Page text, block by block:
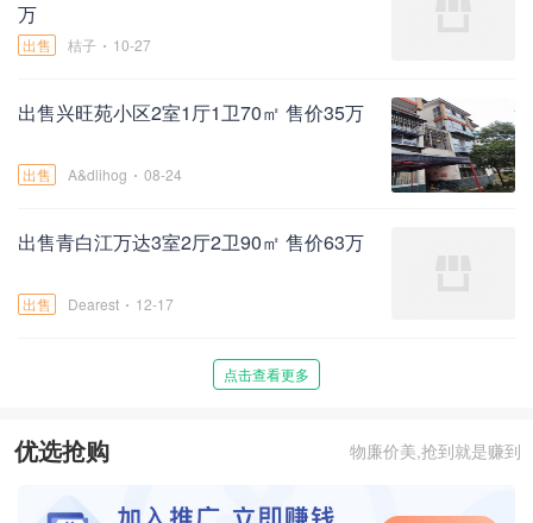
万
出售 桔子 10-27
出售兴旺苑小区2室1厅1卫70㎡ 售价35万
出售 A&dlihog 08-24
出售青白江万达3室2厅2卫90㎡ 售价63万
出售 Dearest 12-17
点击查看更多
优选抢购 物廉价美,抢到就是赚到